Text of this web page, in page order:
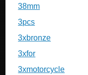
38mm
3pcs
3xbronze
3xfor
3xmotorcycle